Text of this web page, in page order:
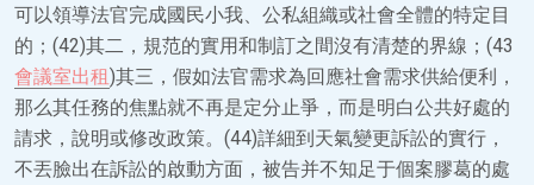
可以領導法官完成國民小我、公私組織或社會全體的特定目
的；(42)其二，規范的實用和制訂之間沒有清楚的界線；(43
會議室出租)其三，假如法官需求為回應社會需求供給便利，
那么其任務的焦點就不再是定分止爭，而是明白公共好處的
請求，說明或修改政策。(44)詳細到天氣變更訴訟的實行，
不丟臉出在訴訟的啟動方面，被告并不知足于個案膠葛的處